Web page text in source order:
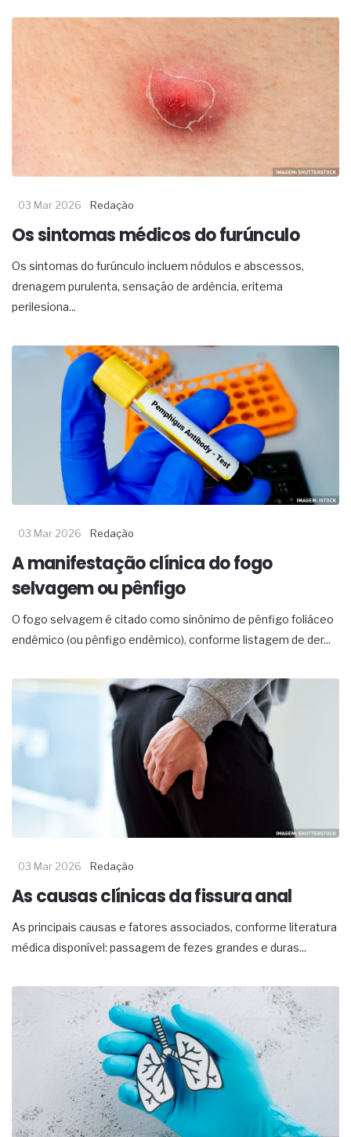
03 Mar 2026 Redação
Os sintomas médicos do furúnculo
Os sintomas do furúnculo incluem nódulos e abscessos,
drenagem purulenta, sensação de ardência, eritema
perilesiona...
03 Mar 2026 Redação
A manifestação clínica do fogo
selvagem ou pênfigo
O fogo selvagem é citado como sinônimo de pênfigo foliáceo
endêmico (ou pênfigo endêmico), conforme listagem de der...
03 Mar 2026 Redação
As causas clínicas da fissura anal
As principais causas e fatores associados, conforme literatura
médica disponível: passagem de fezes grandes e duras...